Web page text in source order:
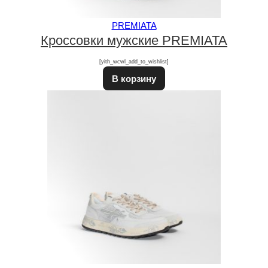
PREMIATA
Кроссовки мужские PREMIATA
[yith_wcwl_add_to_wishlist]
В корзину